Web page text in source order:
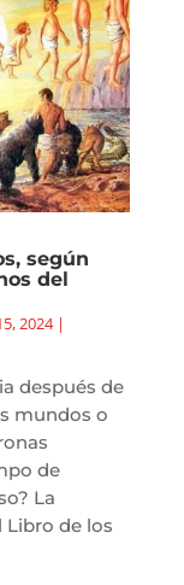
según
del
2024|
después de
mundos o
de
La
Libro de los